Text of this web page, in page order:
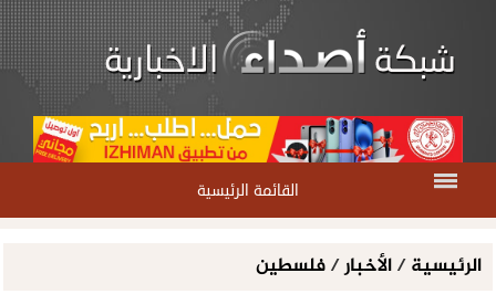
القائمة الرئيسية
الرئيسية/الأخبار/فلسطين